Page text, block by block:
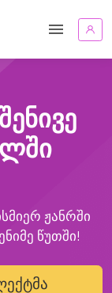
ჟანრში
წუთში!